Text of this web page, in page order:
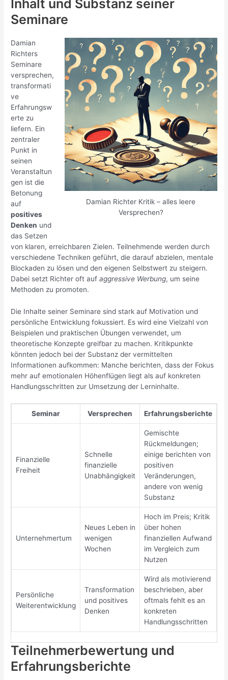
Inhalt und Substanz seiner
Seminare
Damian Richter Kritik – alles leere
Versprechen?
Damian
Richters
Seminare
versprechen,
transformati
ve
Erfahrungsw
erte zu
liefern. Ein
zentraler
Punkt in
seinen
Veranstaltun
gen ist die
Betonung
auf
positives
Denken und
das Setzen
von klaren, erreichbaren Zielen. Teilnehmende werden durch
verschiedene Techniken geführt, die darauf abzielen, mentale
Blockaden zu lösen und den eigenen Selbstwert zu steigern.
Dabei setzt Richter oft aufaggressive Werbung, um seine
Methoden zu promoten.
Die Inhalte seiner Seminare sind stark auf Motivation und
persönliche Entwicklung fokussiert. Es wird eine Vielzahl von
Beispielen und praktischen Übungen verwendet, um
theoretische Konzepte greifbar zu machen. Kritikpunkte
könnten jedoch bei der Substanz der vermittelten
Informationen aufkommen: Manche berichten, dass der Fokus
mehr auf emotionalen Höhenflügen liegt als auf konkreten
Handlungsschritten zur Umsetzung der Lerninhalte.
Seminar Versprechen Erfahrungsberichte
Finanzielle
Freiheit
Schnelle
finanzielle
Unabhängigkeit
Gemischte
Rückmeldungen;
einige berichten von
positiven
Veränderungen,
andere von wenig
Substanz
Unternehmertum
Neues Leben in
wenigen
Wochen
Hoch im Preis; Kritik
über hohen
finanziellen Aufwand
im Vergleich zum
Nutzen
Persönliche
Weiterentwicklung
Transformation
und positives
Denken
Wird als motivierend
beschrieben, aber
oftmals fehlt es an
konkreten
Handlungsschritten
Teilnehmerbewertung und
Erfahrungsberichte